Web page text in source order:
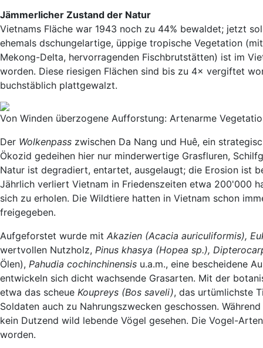
Jämmerlicher Zustand der Natur
Vietnams Fläche war 1943 noch zu 44% bewaldet; jetzt
ehemals dschungelartige, üppige tropische Vegetation
Mekong-Delta, hervorragenden Fischbrutstätten) ist im
worden. Diese riesigen Flächen sind bis zu 4× vergiftet
buchstäblich plattgewalzt.
Von Winden überzogene Aufforstung: Artenarme
Der Wolkenpass zwischen Da Nang und Huê, ein
Ökozid gedeihen hier nur minderwertige Grasfluren,
Natur ist degradiert, entartet, ausgelaugt; die Erosion ist
Jährlich verliert Vietnam in Friedenszeiten etwa 200'000
sich zu erholen. Die Wildtiere hatten in Vietnam schon
freigegeben.
Aufgeforstet wurde mit Akazien (Acacia auriculiformis),
wertvollen Nutzholz, Pinus khasya (Hopea sp.),
Ölen), Pahudia cochinchinensis u.a.m., eine bescheidene
entwickeln sich dicht wachsende Grasarten. Mit der
etwa das scheue Koupreys (Bos saveli), das urtümlichste
Soldaten auch zu Nahrungszwecken geschossen.
kein Dutzend wild lebende Vögel gesehen. Die Vogel-
worden.